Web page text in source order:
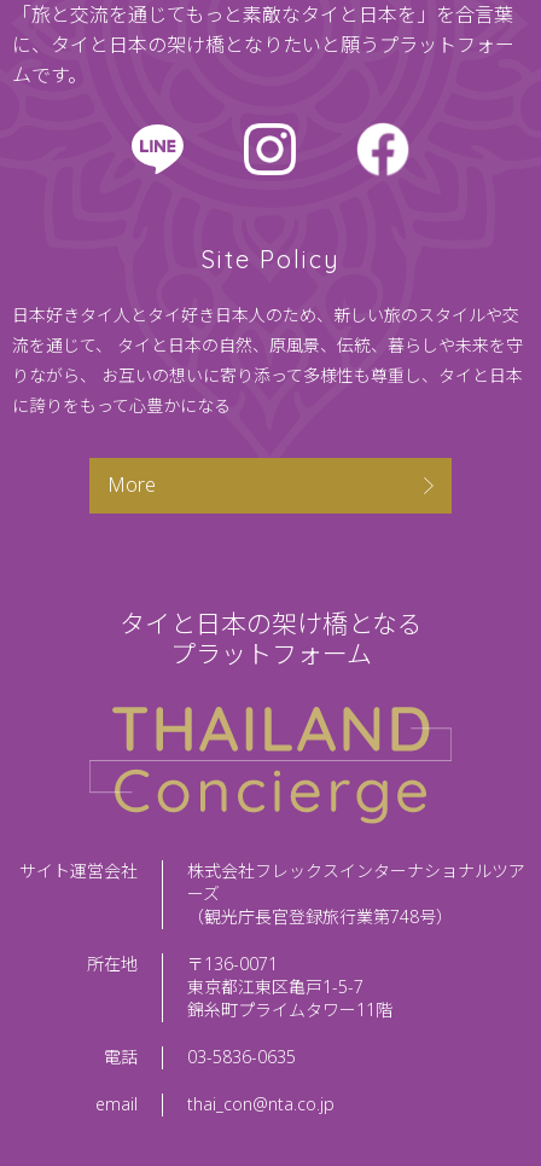
「旅と交流を通じてもっと素敵なタイと日本を」を合言葉
に、 タイと日本の架け橋となりたいと願うプラットフォー
ムです。
Site Policy
日本好きタイ人とタイ好き日本人のため、新しい旅のスタイルや交
流を通じて、
タイと日本の自然、原風景、伝統、暮らしや未来を守
りながら、
お互いの想いに寄り添って多様性も尊重し、タイと日本
に誇りをもって心豊かになる
More
タイと日本の架け橋となる
プラットフォーム
サイト運営会社
株式会社フレックスインターナショナルツア
ーズ
（観光庁長官登録旅行業第748号）
所在地
〒136-0071
東京都江東区亀戸1-5-7
錦糸町プライムタワー11階
電話
03-5836-0635
email
thai_con@nta.co.jp